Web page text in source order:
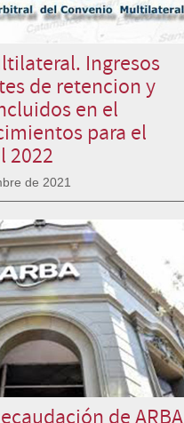
Ingresos
de retencion y
en el
para el
2022
de 2021
de ARBA